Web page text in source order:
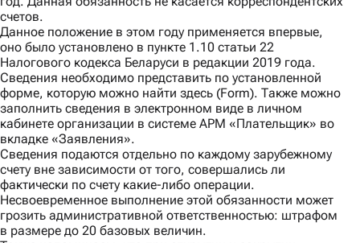
счетов.
Данное положение в этом году применяется впервые,
оно было установлено в пункте 1.10 статьи 22
Налогового кодекса Беларуси в редакции 2019 года.
Сведения необходимо представить по установленной
форме, которую можно найти здесь (Form). Также можно
заполнить сведения в электронном виде в личном
кабинете организации в системе APM «Плательщик» во
вкладке «Заявления».
Сведения подаются отдельно по каждому зарубежному
счету вне зависимости от того, совершались ли
фактически по счету какие-либо операции.
Несвоевременное выполнение этой обязанности может
грозить административной ответственностью: штрафом
в размере до 20 базовых величин.